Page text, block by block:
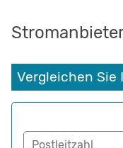
Vergleichen Sie
Postleitzahl